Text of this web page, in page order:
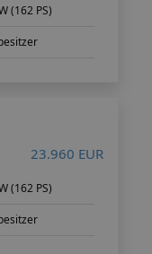
(162 PS)
23.960 EUR
(162 PS)